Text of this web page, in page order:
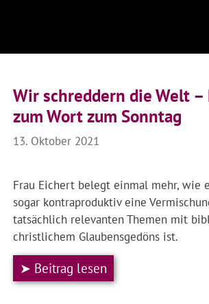
Wir schreddern die Welt –
zum Wort zum Sonntag
13. Oktober 2021
Frau Eichert belegt einmal mehr, wie
sogar kontraproduktiv eine
tatsächlich relevanten Themen mit
christlichem Glaubensgedöns ist.
➤ Beitrag lesen